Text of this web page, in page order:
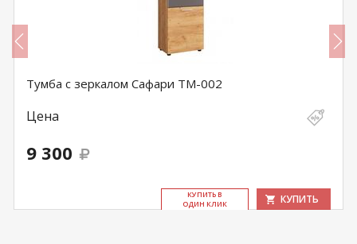
Тумба с зеркалом Сафари ТМ-002
Цена
9 300
КУ­ПИТЬ В
ОДИН КЛИК
КУПИТЬ